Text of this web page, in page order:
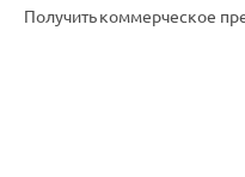
Получитькоммерческое